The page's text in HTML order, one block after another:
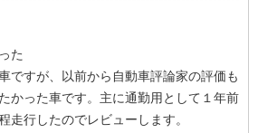
た
ですが、以前から自動車評論家の評価も
かった車です。主に通勤用として１年前
走行したのでレビューします。